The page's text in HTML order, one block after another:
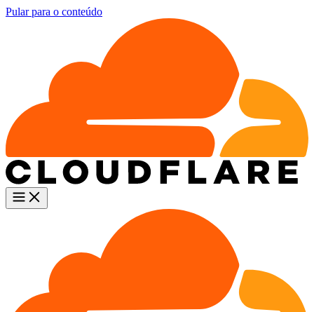
Pular para o conteúdo